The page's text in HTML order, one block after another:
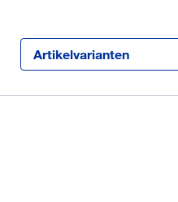
Artikelvarianten